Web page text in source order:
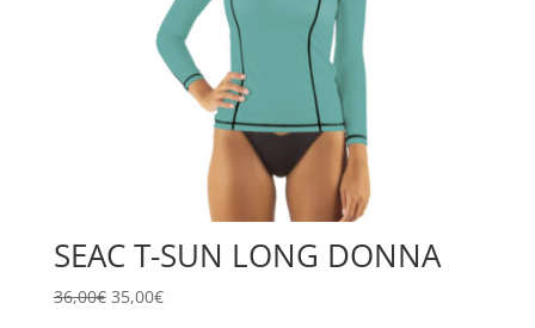
SEAC T-SUN LONG DONNA
36,00€ Il
35,00€Il